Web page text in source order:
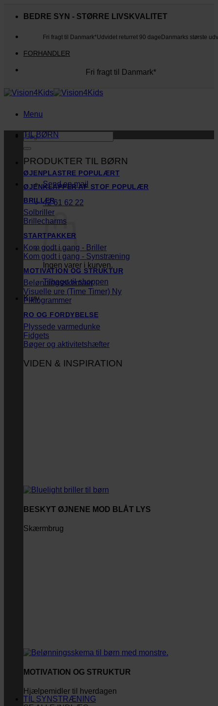
BEDRE SYN - STØRRE LIVSKVALITET
Fri fragt til Danmark*Udvidet returret 90 dage Danmarks største
FORHANDLER
Fri fragt til Danmark*
Menu
Søg
efter:
Send en mail
42 61 62 22
Ingen varer i kurven.
Tilbage til shoppen
Kurv
TIL BØRN
PRODUKTER TIL BØRN
ØJENPLASTRE
ØJENKLAPPER AF STOF
BRILLER
Solbriller
Brillecharms
STARTPAKKER
Kom godt i gang - Briller
Kom godt i gang - Synstræning
MOTIVATION OG STRUKTUR
Belønningsskemaer
Visuelle ure (Time Timer)
Piktogrammer
RO OG FORDYBELSE
Plyssede varmedunke
Fidgets
Bøger og aktivitetshæfter
VIDEN & INSPIRATION
BESKYT ØJNENE MOD BLÅT LYS
Skærmbrug
MOTIVATION OG STRUKTUR
Hjælpemidler til hverdagen
TIL SYNSTRÆNING